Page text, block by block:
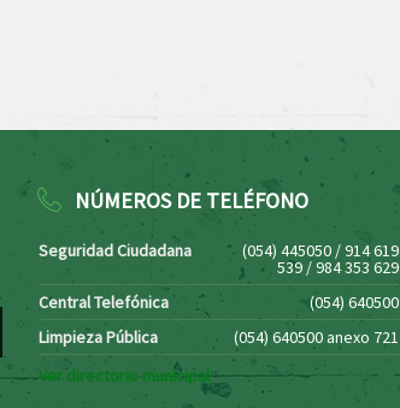
NÚMEROS DE TELÉFONO
Seguridad Ciudadana (054) 445050 / 914 619
539 / 984 353 629
Central Telefónica
(054) 640500
Limpieza Pública
(054) 640500 anexo 721
Ver directorio municipal